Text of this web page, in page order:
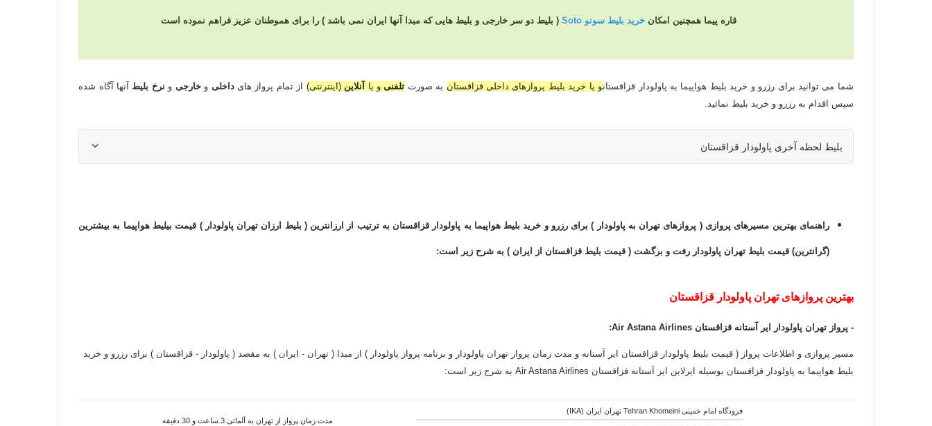
قاره پیما همچنین امکان خرید بلیط سوتو Soto ( بلیط دو سر خارجی و بلیط هایی که مبدا آنها ایران نمی باشد ) را برای هموطنان عزیز فراهم نموده است
شما می توانید برای رزرو و خرید بلیط هواپیما به پاولودار قزاقستانو یا خرید بلیط پروازهای داخلی قزاقستان به صورت تلفنیو یا آنلاین (اینترنتی) از تمام پرواز هایداخلی وخارجی و نرخ بلیط آنها آگاه شده
سپس اقدام به رزرو و خرید بلیط نمائید.
بلیط لحظه آخری پاولودار قزاقستان
راهنمای بهترین مسیرهای پروازی ( پروازهای تهران به پاولودار ) برای رزرو و خرید بلیط هواپیما به پاولودار قزاقستان به ترتیب از ارزانترین ( بلیط ارزان تهران پاولودار ) قیمت بیلیط هواپیما به بیشترین
(گرانترین) قیمت بلیط تهران پاولودار رفت و برگشت ( قیمت بلیط قزاقستان از ایران ) به شرح زیر است:
بهترین پروازهای تهران پاولودار قزاقستان
- پرواز تهران پاولودار ایر آستانه قزاقستان Air Astana Airlines :
مسیر پروازی و اطلاعات پرواز ( قیمت بلیط پاولودار قزاقستان ایر آستانه و مدت زمان پرواز تهران پاولودار و برنامه پرواز پاولودار ) از مبدا ( تهران - ایران ) به مقصد ( پاولودار - قزاقستان ) برای رزرو و خرید
بلیط هواپیما به پاولودار قزاقستان بوسیله ایرلاین ایر آستانه قزاقستان Air Astana Airlines به شرح زیر است:
فرودگاه امام خمینی Tehran Khomeini تهران ایران (IKA)
مدت زمان پرواز از تهران به آلماتی 3 ساعت و 30 دقیقه